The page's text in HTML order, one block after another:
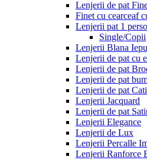
Lenjerii de pat
Finet cu cearceaf
Lenjerii pat 1
Single/Copii
Lenjerii Blana
Lenjerii de pat cu
Lenjerii de pat
Lenjerii de pat
Lenjerii de pat
Lenjerii Jacquard
Lenjerii de pat
Lenjerii Elegance
Lenjerii de Lux
Lenjerii Percalle
Lenjerii Ranforce